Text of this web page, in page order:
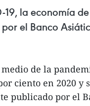
la economía
el Banco
de la
ciento en 2020 y
publicado por el